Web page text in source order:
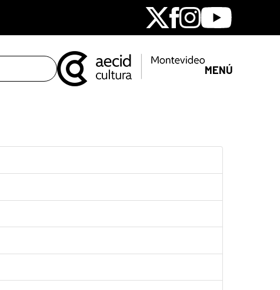
X Facebook
Instagram
Youtube
MENÚ